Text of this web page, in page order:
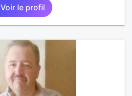
Voir le profil